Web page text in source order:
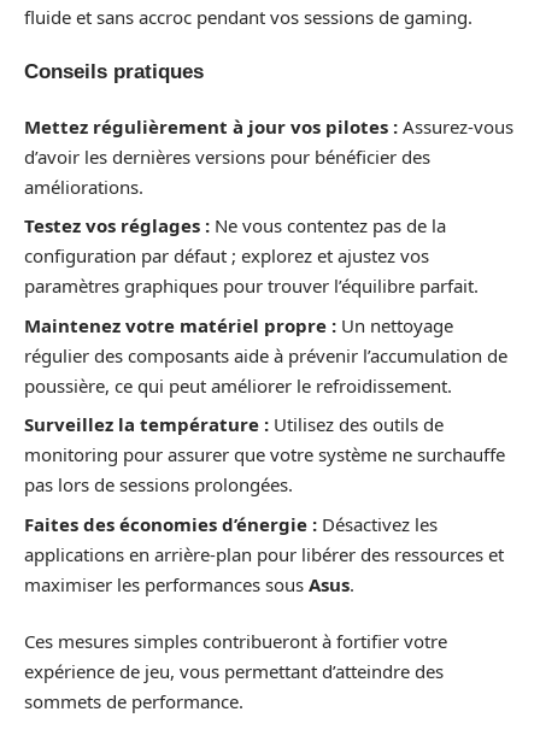
fluide et sans accroc pendant vos sessions de gaming.
Conseils pratiques
Mettez régulièrement à jour vos pilotes : Assurez-vous
d’avoir les dernières versions pour bénéficier des
améliorations.
Testez vos réglages : Ne vous contentez pas de la
configuration par défaut ; explorez et ajustez vos
paramètres graphiques pour trouver l’équilibre parfait.
Maintenez votre matériel propre : Un nettoyage
régulier des composants aide à prévenir l’accumulation de
poussière, ce qui peut améliorer le refroidissement.
Surveillez la température : Utilisez des outils de
monitoring pour assurer que votre système ne surchauffe
pas lors de sessions prolongées.
Faites des économies d’énergie : Désactivez les
applications en arrière-plan pour libérer des ressources et
maximiser les performances sous Asus.
Ces mesures simples contribueront à fortifier votre
expérience de jeu, vous permettant d’atteindre des
sommets de performance.